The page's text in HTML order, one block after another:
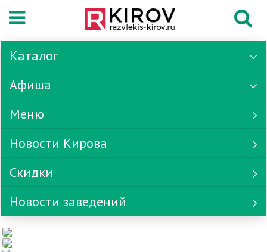
Каталог
Афиша
Меню
Новости Кирова
Скидки
Новости заведений